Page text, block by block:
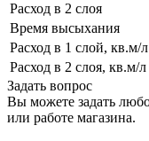
Расход в 2 слоя
Время высыхания
Расход в 1 слой, кв.м/л
Расход в 2 слоя, кв.м/л
Задать вопрос
Вы можете задать
или работе магазина.